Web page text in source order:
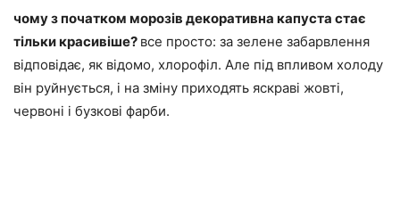
чому з початком морозів декоративна капуста стає
тільки красивіше? все просто: за зелене забарвлення
відповідає, як відомо, хлорофіл. Але під впливом холоду
він руйнується, і на зміну приходять яскраві жовті,
червоні і бузкові фарби.